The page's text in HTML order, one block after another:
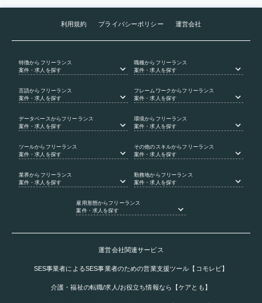
利用規約 プライバシーポリシー 運営会社
特徴からフリーランス
案件・求人を探す
職種からフリーランス
案件・求人を探す
言語からフリーランス
案件・求人を探す
フレームワークからフリーランス
案件・求人を探す
データベース からフリーランス
案件・求人を探す
環境からフリーランス
案件・求人を探す
ツールからフリーランス
案件・求人を探す
その他のスキルからフリーランス
案件・求人を探す
業界からフリーランス
案件・求人を探す
勤務地からフリーランス
案件・求人を探す
雇用形態からフリーランス
案件・求人を探す
運営会社関連サービス
SES事業者によるSES事業者のための営業支援ツール【コモレビ】
介護・福祉の転職/求人/お役立ち情報なら【ケアとも】